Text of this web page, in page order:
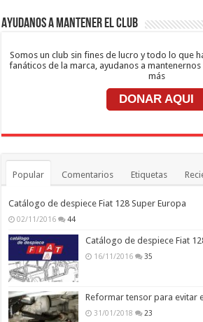
Ayudanos a mantener el club
Somos un club sin fines de lucro y todo lo que
fanáticos de la marca, ayudanos a
más
DONAR AQUI
Popular Comentarios Etiquetas
Catálogo de despiece Fiat 128 Super Europa
02/11/2016 44
Catálogo de despiece Fiat
16/11/2016 35
Reformar tensor para evitar
31/01/2018 23